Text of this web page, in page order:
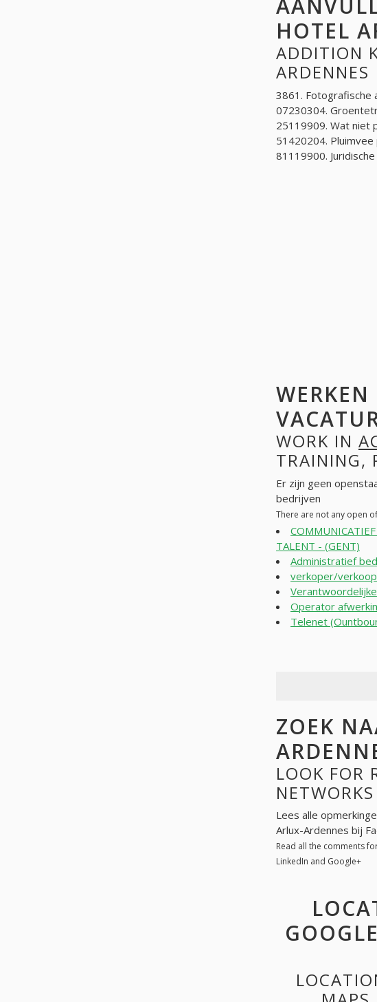
HOTEL
ADDITION
ARDENNES
3861. Fotografische
07230304.
25119909. Wat niet
51420204.
81119900.
WERKEN
WORK IN
TRAINING,
Er zijn geen
bedrijven
There are not any open
TALENT - (GENT)
Administratief
verkoper/
Operator
Telenet
ZOEK
LOOK FOR
NETWORKS
Lees alle
Arlux-Ardennes bij
Read all the comments
LinkedIn and Google+